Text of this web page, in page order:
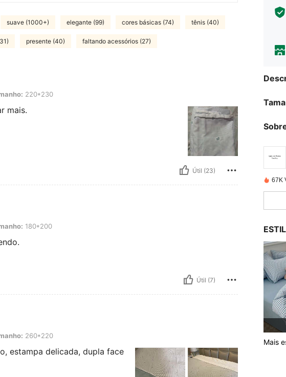
suave (1000+) elegante (99) cores básicas (74) tênis (40)
presente (40) faltando acessórios (27)
220*230
mais.
Útil (23)
180*200
Útil (7)
260*220
estampa delicada, dupla face
67K
Mais